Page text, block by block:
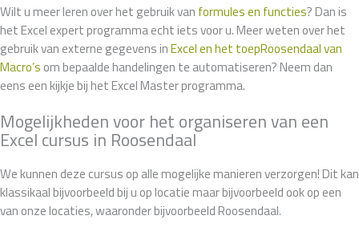
Wilt u meer leren over het gebruik van formules en functies? Dan is
het Excel expert programma echt iets voor u. Meer weten over het
gebruik van externe gegevens inExcel en het toepRoosendaal van
Macro’s om bepaalde handelingen te automatiseren? Neem dan
eens een kijkje bij het Excel Master programma.
Mogelijkheden voor het organiseren van een
Excel cursus in Roosendaal
We kunnen deze cursus op alle mogelijke manieren verzorgen! Dit kan
klassikaal bijvoorbeeld bij u op locatie maar bijvoorbeeld ook op een
van onze locaties, waaronder bijvoorbeeld Roosendaal.